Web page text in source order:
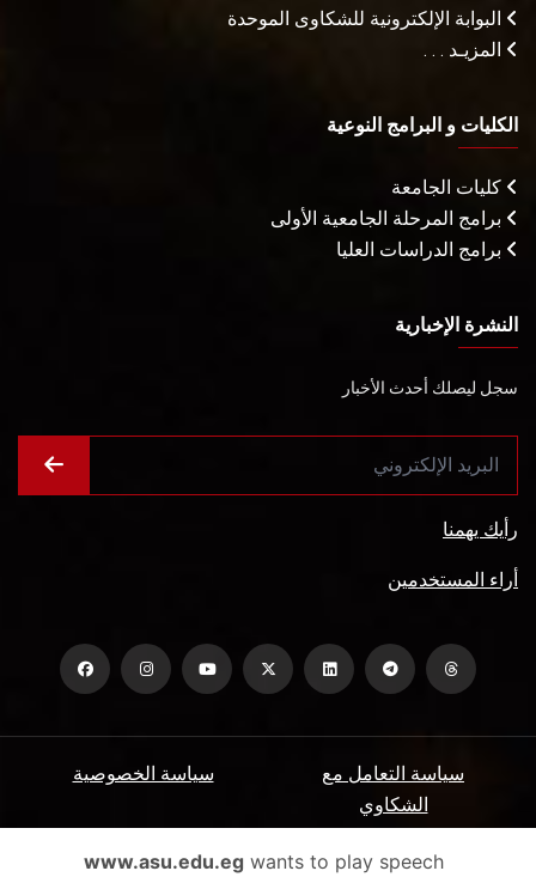
البوابة الإلكترونية للشكاوى الموحدة
المزيـد . . .
الكليات و البرامج النوعية
كليات الجامعة
برامج المرحلة الجامعية الأولى
برامج الدراسات العليا
النشرة الإخبارية
سجل ليصلك أحدث الأخبار
رأيك يهمنا
أراء المستخدمين
سياسة الخصوصية
سياسة التعامل مع
الشكاوي
الأسئلة الشائعة ميثاق المتعاملين www.asu.edu.egwants to play speech